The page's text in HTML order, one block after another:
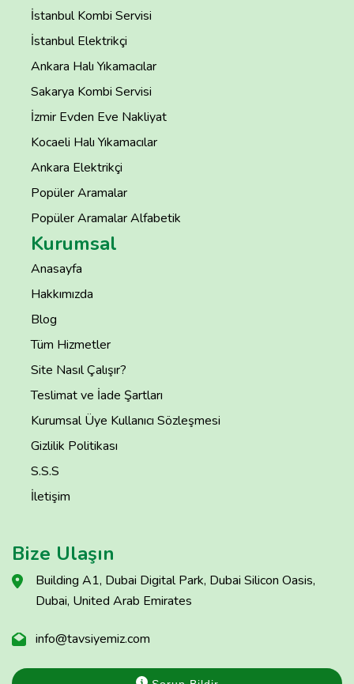
İstanbul Kombi Servisi
İstanbul Elektrikçi
Ankara Halı Yıkamacılar
Sakarya Kombi Servisi
İzmir Evden Eve Nakliyat
Kocaeli Halı Yıkamacılar
Ankara Elektrikçi
Popüler Aramalar
Popüler Aramalar Alfabetik
Kurumsal
Anasayfa
Hakkımızda
Blog
Tüm Hizmetler
Site Nasıl Çalışır?
Teslimat ve İade Şartları
Kurumsal Üye Kullanıcı Sözleşmesi
Gizlilik Politikası
S.S.S
İletişim
Bize Ulaşın
Building A1, Dubai Digital Park, Dubai Silicon Oasis,
Dubai, United Arab Emirates
info@tavsiyemiz.com